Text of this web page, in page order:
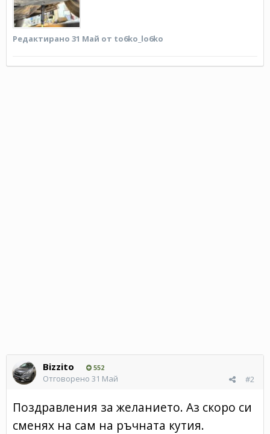
Редактирано 31 Май от to6ko_lo6ko
Bizzito 552
#2
Отговорено 31 Май
Поздравления за желанието. Аз скоро си
сменях на сам на ръчната кутия.